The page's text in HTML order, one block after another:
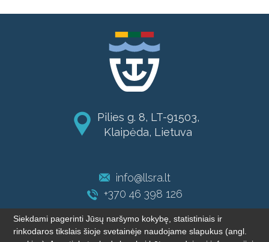
Pilies g. 8, LT-91503,
Klaipėda, Lietuva
info@llsra.lt
+370 46 398 126
© 2004-2026 LLSRA. Visos teisės saugomos.
Siekdami pagerinti Jūsų naršymo kokybę, statistiniais ir
rinkodaros tikslais šioje svetainėje naudojame slapukus (angl.